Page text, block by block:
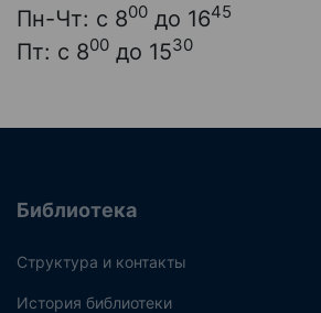
Пн-Чт: с 800 до 1645
Пт: с 800 до 1530
Библиотека
Структура и контакты
История библиотеки